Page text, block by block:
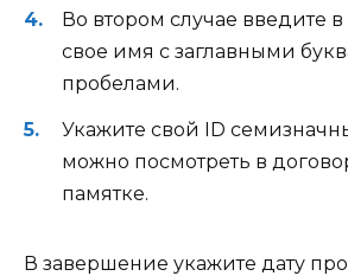
Во втором случае введите
свое имя с заглавными
пробелами.
Укажите свой ID
можно посмотреть в
памятке.
В завершение укажите дату